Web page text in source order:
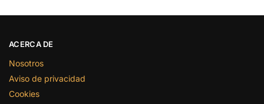
ACERCA DE
Nosotros
Aviso de privacidad
Cookies